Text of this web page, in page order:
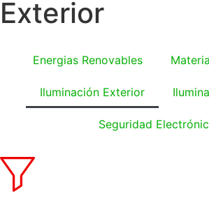
Exterior
Energias Renovables
Iluminación Exterior
Seguridad